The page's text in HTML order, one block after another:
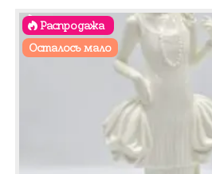
составляла
BYN 1,000.00.
BYN 500.00.
Распродажа
Осталось мало